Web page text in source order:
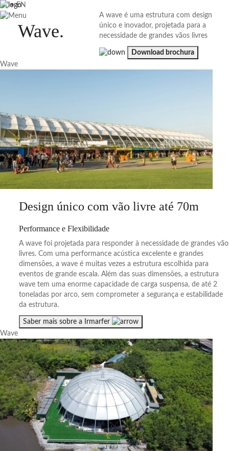
PT • EN
Wave.
A wave é uma estrutura com design
único e inovador, projetada para a
necessidade de grandes vãos livres
Download brochura
Wave
Design único com vão livre até 70m
Performance e Flexibilidade
A wave foi projetada para responder à necessidade de grandes
livres. Com uma performance acústica excelente e grandes
dimensões, a wave é muitas vezes a estrutura escolhida para
eventos de grande escala. Além das suas dimensões, a estrutura
wave tem uma enorme capacidade de carga suspensa, de até 2
toneladas por arco, sem comprometer a segurança e estabilidade
da estrutura.
Saber mais sobre a Irmarfer
Wave